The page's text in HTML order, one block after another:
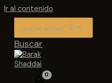
Ir al contenido
MAIN MENU
Buscar